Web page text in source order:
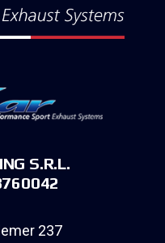
S.R.L.
237